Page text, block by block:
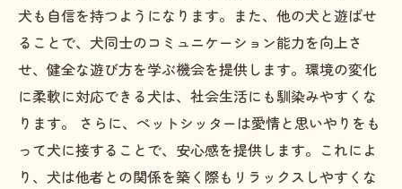
犬も自信を持つようになります。また、他の犬と遊ばせ
ることで、犬同士のコミュニケーション能力を向上さ
せ、健全な遊び方を学ぶ機会を提供します。環境の変化
に柔軟に対応できる犬は、社会生活にも馴染みやすくな
ります。 さらに、ペットシッターは愛情と思いやりをも
って犬に接することで、安心感を提供します。これによ
り、犬は他者との関係を築く際もリラックスしやすくな